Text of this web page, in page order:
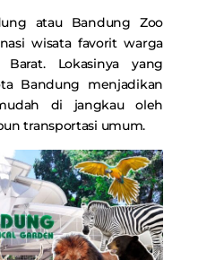
atau Bandung Zoo
wisata favorit warga
Lokasinya yang
Bandung menjadikan
di jangkau oleh
transportasi umum.